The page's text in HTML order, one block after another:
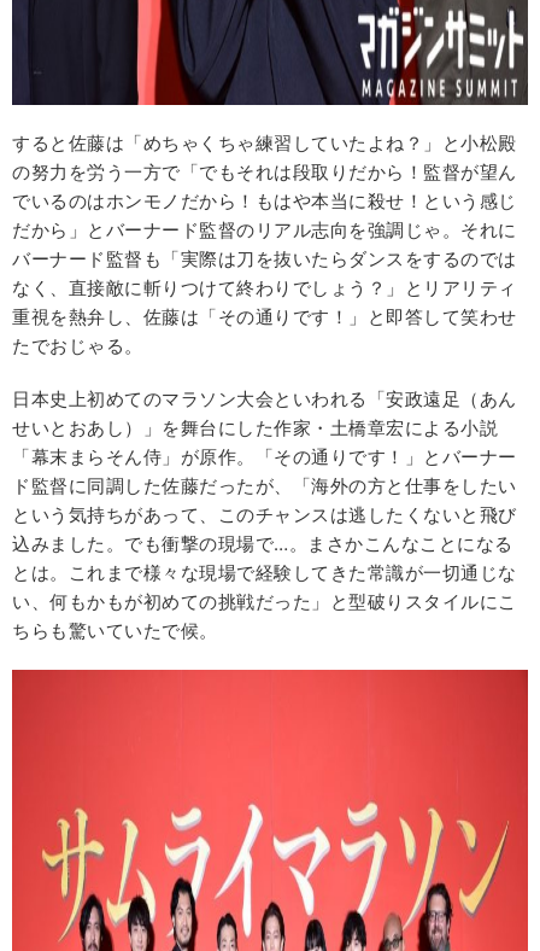
すると佐藤は「めちゃくちゃ練習していたよね？」と小松殿
の努力を労う一方で「でもそれは段取りだから！監督が望ん
でいるのはホンモノだから！もはや本当に殺せ！という感じ
だから」とバーナード監督のリアル志向を強調じゃ。それに
バーナード監督も「実際は刀を抜いたらダンスをするのでは
なく、直接敵に斬りつけて終わりでしょう？」とリアリティ
重視を熱弁し、佐藤は「その通りです！」と即答して笑わせ
たでおじゃる。
日本史上初めてのマラソン大会といわれる「安政遠足（あん
せいとおあし）」を舞台にした作家・土橋章宏による小説
「幕末まらそん侍」が原作。「その通りです！」とバーナー
ド監督に同調した佐藤だったが、「海外の方と仕事をしたい
という気持ちがあって、このチャンスは逃したくないと飛び
込みました。でも衝撃の現場で…。まさかこんなことになる
とは。これまで様々な現場で経験してきた常識が一切通じな
い、何もかもが初めての挑戦だった」と型破りスタイルにこ
ちらも驚いていたで候。